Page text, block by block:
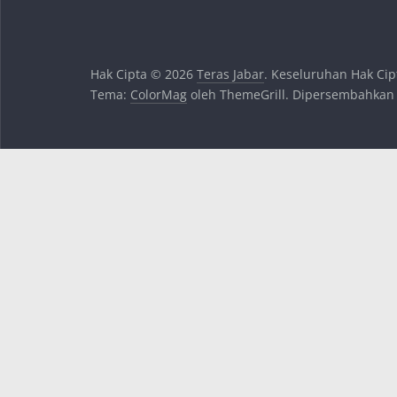
Hak Cipta © 2026 Teras Jabar. Keseluruhan Hak
Tema: ColorMag oleh ThemeGrill. Dipersembahkan